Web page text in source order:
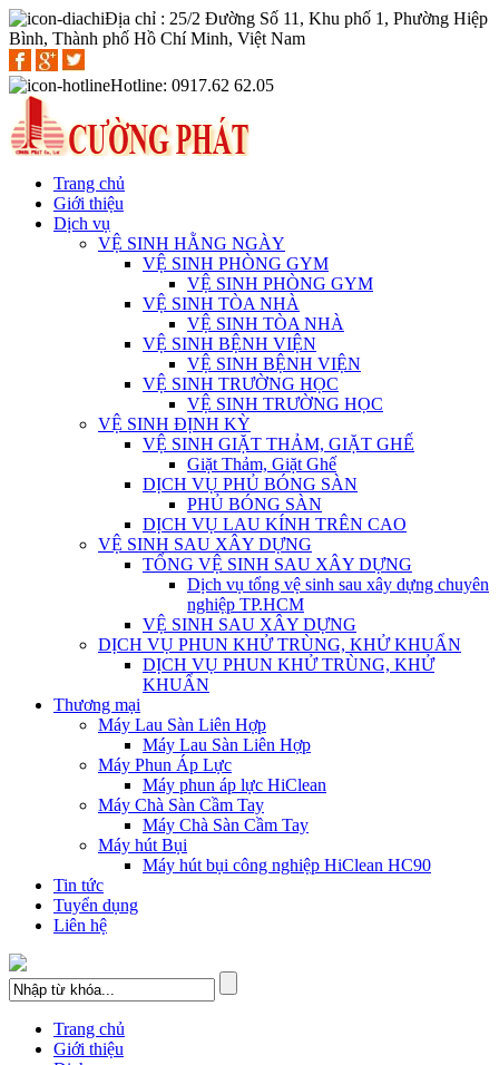
Địa chỉ : 25/2 Đường Số 11, Khu phố 1, Phường Hiệp
Bình, Thành phố Hồ Chí Minh, Việt Nam
Hotline: 0917.62 62.05
Trang chủ
Giới thiệu
Dịch vụ
VỆ SINH HẰNG NGÀY
VỆ SINH PHÒNG GYM
VỆ SINH PHÒNG GYM
VỆ SINH TÒA NHÀ
VỆ SINH TÒA NHÀ
VỆ SINH BỆNH VIỆN
VỆ SINH BỆNH VIỆN
VỆ SINH TRƯỜNG HỌC
VỆ SINH TRƯỜNG HỌC
VỆ SINH ĐỊNH KỲ
VỆ SINH GIẶT THẢM, GIẶT GHẾ
Giặt Thảm, Giặt Ghế
DỊCH VỤ PHỦ BÓNG SÀN
PHỦ BÓNG SÀN
DỊCH VỤ LAU KÍNH TRÊN CAO
VỆ SINH SAU XÂY DỰNG
TỔNG VỆ SINH SAU XÂY DỰNG
Dịch vụ tổng vệ sinh sau xây dựng chuyên
nghiệp TP.HCM
VỆ SINH SAU XÂY DỰNG
DỊCH VỤ PHUN KHỬ TRÙNG, KHỬ KHUẨN
DỊCH VỤ PHUN KHỬ TRÙNG, KHỬ
KHUẨN
Thương mại
Máy Lau Sàn Liên Hợp
Máy Lau Sàn Liên Hợp
Máy Phun Áp Lực
Máy phun áp lực HiClean
Máy Chà Sàn Cầm Tay
Máy Chà Sàn Cầm Tay
Máy hút Bụi
Máy hút bụi công nghiệp HiClean HC90
Tin tức
Tuyển dụng
Liên hệ
Trang chủ
Giới thiệu